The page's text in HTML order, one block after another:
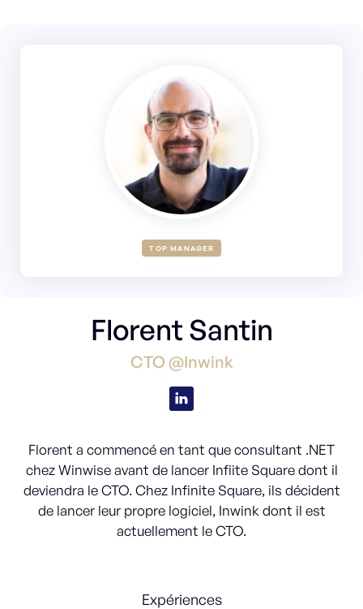
TOP MANAGER
Florent Santin
CTO @Inwink
Florent a commencé en tant que consultant .NET
chez Winwise avant de lancer Infiite Square dont il
deviendra le CTO. Chez Infinite Square, ils décident
de lancer leur propre logiciel, Inwink dont il est
actuellement le CTO.
Expériences